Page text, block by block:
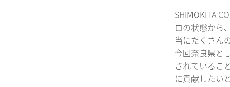
SHIMOKITA
ロの状態から
当にたくさん
今回奈良県と
されているこ
に貢献したい